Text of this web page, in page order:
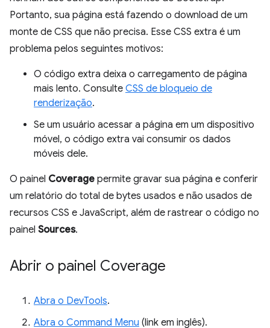
Portanto, sua página está fazendo o download de um
monte de CSS que não precisa. Esse CSS extra é um
problema pelos seguintes motivos:
O código extra deixa o carregamento de página
mais lento. Consulte CSS de bloqueio de
renderização.
Se um usuário acessar a página em um dispositivo
móvel, o código extra vai consumir os dados
móveis dele.
O painel Coverage permite gravar sua página e conferir
um relatório do total de bytes usados e não usados de
recursos CSS e JavaScript, além de rastrear o código no
painel Sources.
Abrir o painel Coverage
Abra o DevTools.
Abra o Command Menu (link em inglês).